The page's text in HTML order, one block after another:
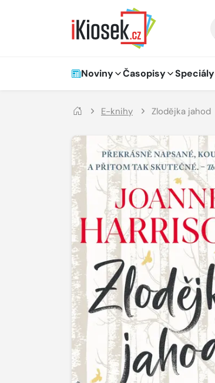
Hlavní navigace
Noviny Časopisy Speciály
E-knihy Zlodějka jahod